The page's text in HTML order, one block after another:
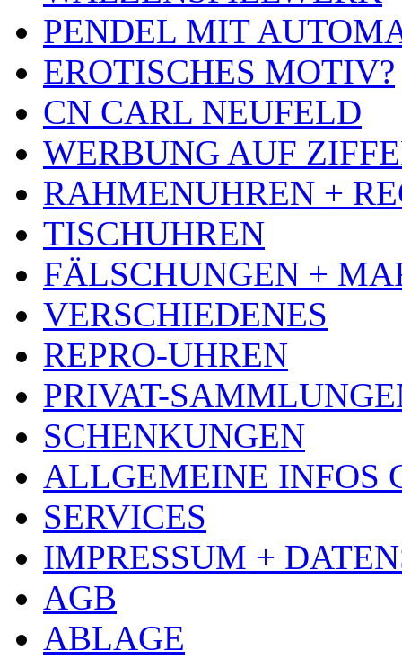
PENDEL MIT
EROTISCHES MOTIV?
CN CARL NEUFELD
WERBUNG AUF
RAHMENUHREN +
TISCHUHREN
FÄLSCHUNGEN +
VERSCHIEDENES
REPRO-UHREN
PRIVAT-
SCHENKUNGEN
ALLGEMEINE INFOS
SERVICES
IMPRESSUM +
AGB
ABLAGE